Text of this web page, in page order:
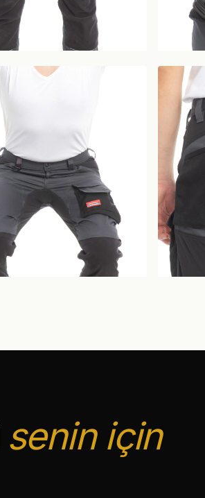
senin için